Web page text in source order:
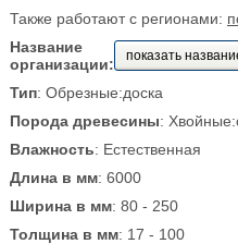
Также работают с регионами:
Название
организации:
показать
Тип: Обрезные:доска
Порода древесины:
Влажность: Естественная
Длина в мм: 6000
Ширина в мм: 80 - 250
Толщина в мм: 17 - 100